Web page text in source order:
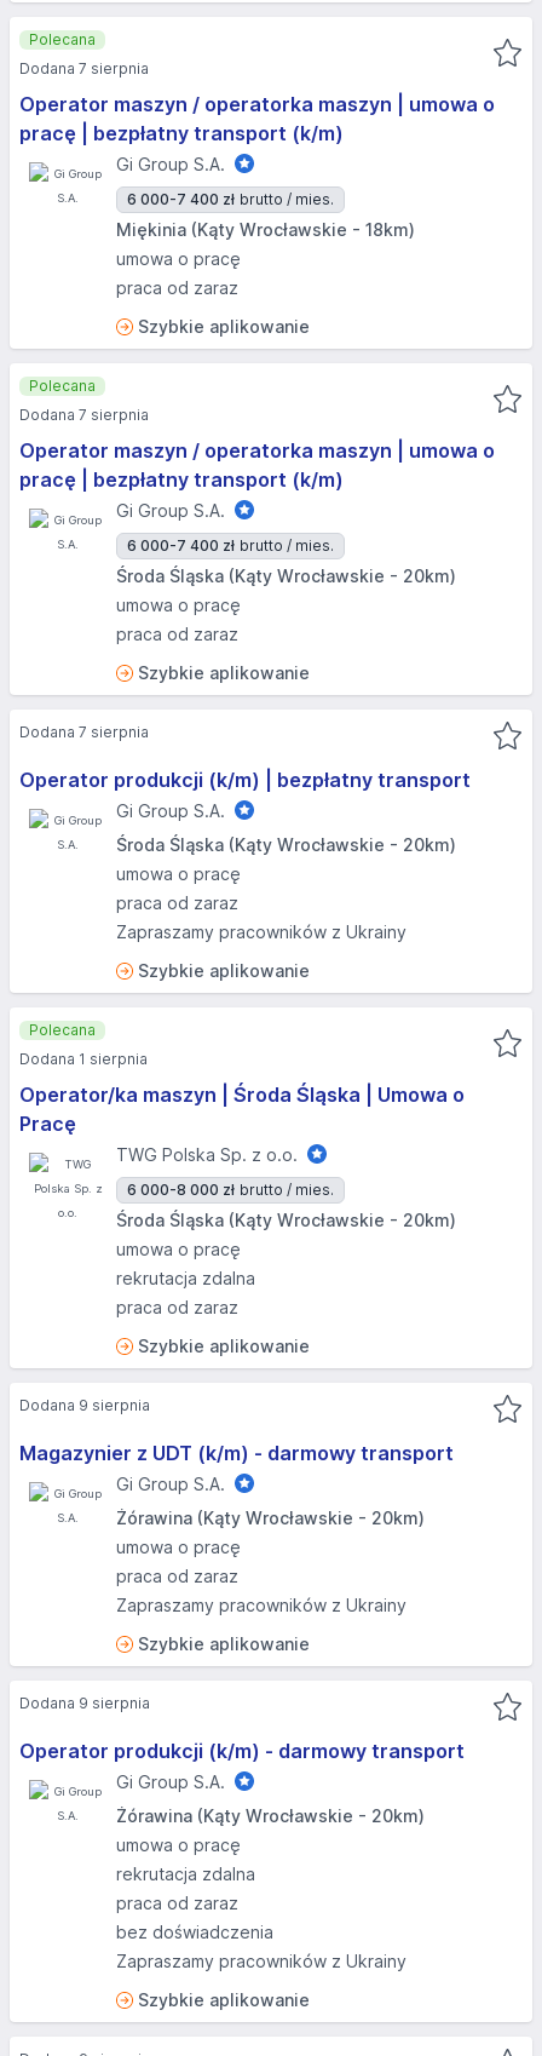
Operator maszyn / operatorka maszyn | umowa o
pracę | bezpłatny transport (k/m)
Gi Group S.A.
6 000-7 400 zł brutto / mies.
Miękinia (Kąty Wrocławskie - 18km)
umowa o pracę
praca od zaraz
Szybkie aplikowanie
Polecana
Dodana 7 sierpnia
Operator maszyn / operatorka maszyn | umowa o
pracę | bezpłatny transport (k/m)
Gi Group S.A.
6 000-7 400 zł brutto / mies.
Środa Śląska (Kąty Wrocławskie - 20km)
umowa o pracę
praca od zaraz
Szybkie aplikowanie
Polecana
Dodana 7 sierpnia
Operator produkcji (k/m) | bezpłatny transport
Gi Group S.A.
Środa Śląska (Kąty Wrocławskie - 20km)
umowa o pracę
praca od zaraz
Zapraszamy pracowników z Ukrainy
Szybkie aplikowanie
Dodana 7 sierpnia
Operator/ka maszyn | Środa Śląska | Umowa o
Pracę
TWG Polska Sp. z o.o.
6 000-8 000 zł brutto / mies.
Środa Śląska (Kąty Wrocławskie - 20km)
umowa o pracę
rekrutacja zdalna
praca od zaraz
Szybkie aplikowanie
Polecana
Dodana 1 sierpnia
Magazynier z UDT (k/m) - darmowy transport
Gi Group S.A.
Żórawina (Kąty Wrocławskie - 20km)
umowa o pracę
praca od zaraz
Zapraszamy pracowników z Ukrainy
Szybkie aplikowanie
Dodana 9 sierpnia
Operator produkcji (k/m) - darmowy transport
Gi Group S.A.
Żórawina (Kąty Wrocławskie - 20km)
umowa o pracę
rekrutacja zdalna
praca od zaraz
bez doświadczenia
Zapraszamy pracowników z Ukrainy
Szybkie aplikowanie
Dodana 9 sierpnia